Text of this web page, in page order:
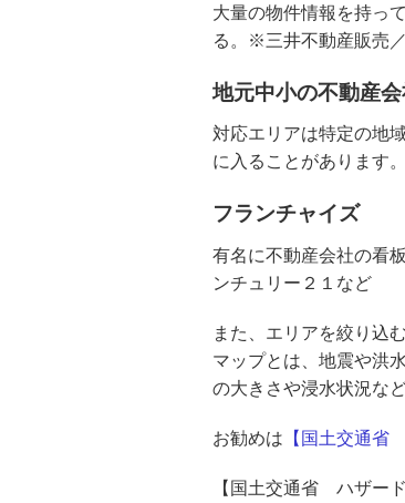
大量の物件情報を持っ
る。※三井不動産販売
地元中小の不動産
対応エリアは特定の地
に入ることがあります
フランチャイズ
有名に不動産会社の看
ンチュリー２１など
また、エリアを絞り込
マップとは、地震や洪
の大きさや浸水状況な
お勧めは 【国土交通省
【国土交通省 ハザー